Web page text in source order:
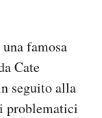
famosa
Cate
seguito alla
problematici